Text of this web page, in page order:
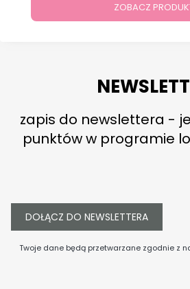
ZOBACZ
zapis do newslettera -
punktów w programie
DOŁĄCZ DO NEWSLETTERA
Twoje dane będą przetwarzane zgodnie z